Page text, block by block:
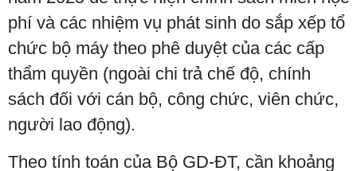
phí và các nhiệm vụ phát sinh do sắp xếp tổ
chức bộ máy theo phê duyệt của các cấp
thẩm quyền (ngoài chi trả chế độ, chính
sách đối với cán bộ, công chức, viên chức,
người lao động).
Theo tính toán của Bộ GD-ĐT, cần khoảng